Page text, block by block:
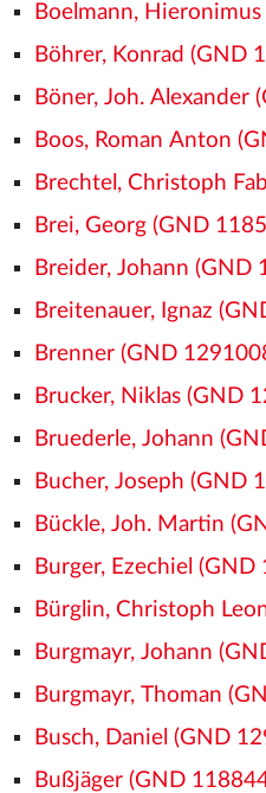
Boelmann,
Böhrer, Konrad (GND
Böner, Joh. Alexander
Boos, Roman Anton
Brechtel, Christoph
Brei, Georg (GND
Breider, Johann (GND
Breitenauer, Ignaz
Brenner (GND
Brucker, Niklas (GND
Bruederle, Johann
Bucher, Joseph (GND
Bückle, Joh. Martin
Burger, Ezechiel
Bürglin, Christoph
Burgmayr, Johann
Burgmayr, Thoman
Busch, Daniel (GND
Bußjäger (GND